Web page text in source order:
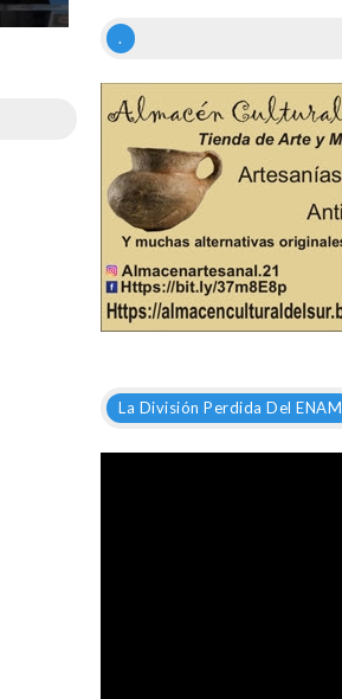
.
La División Perdida Del ENAM